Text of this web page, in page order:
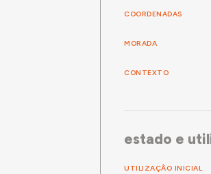
COORDENADAS
MORADA
CONTEXTO
estado e
UTILIZAÇÃO INICIAL